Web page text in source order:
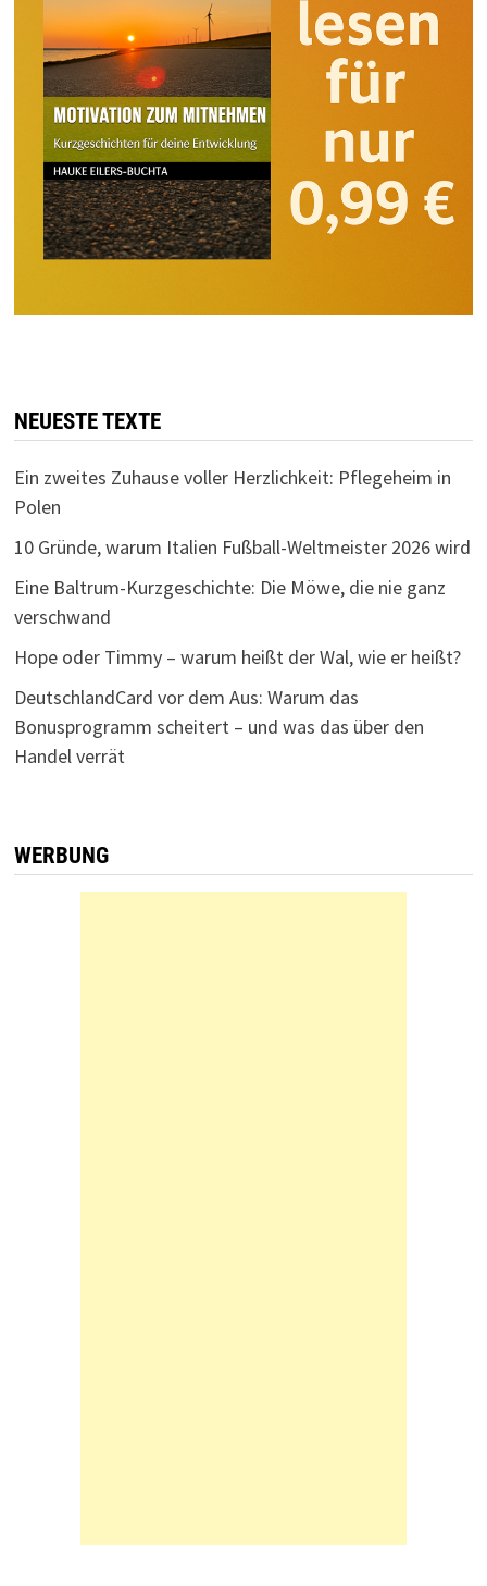
NEUESTE TEXTE
Ein zweites Zuhause voller Herzlichkeit: Pflegeheim in
Polen
10 Gründe, warum Italien Fußball-Weltmeister 2026 wird
Eine Baltrum-Kurzgeschichte: Die Möwe, die nie ganz
verschwand
Hope oder Timmy – warum heißt der Wal, wie er heißt?
DeutschlandCard vor dem Aus: Warum das
Bonusprogramm scheitert – und was das über den
Handel verrät
WERBUNG